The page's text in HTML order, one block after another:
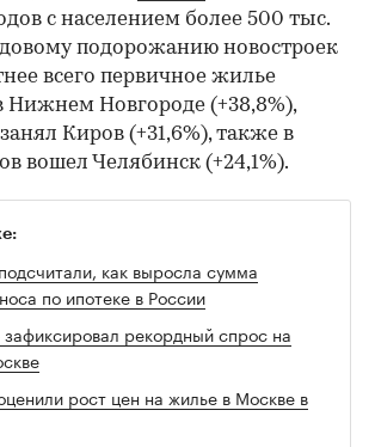
с населением более 500 тыс.
подорожанию новостроек
всего первичное жилье
Нижнем Новгороде (+38,8%),
Киров (+31,6%), также в
вошел Челябинск (+24,1%).
как выросла сумма
по ипотеке в России
рекордный спрос на
рост цен на жилье в Москве в